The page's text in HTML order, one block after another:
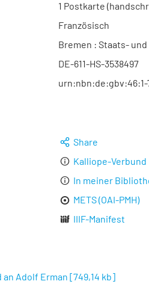
1 Postkarte
Französisch
Bremen : Staats-
DE-611-HS-3538497
urn:nbn:de:gbv:46:1-
Share
Kalliope-Verbund
In meiner
METS (OAI-PMH)
IIIF-Manifest
an Adolf Erman [749,14 kb]